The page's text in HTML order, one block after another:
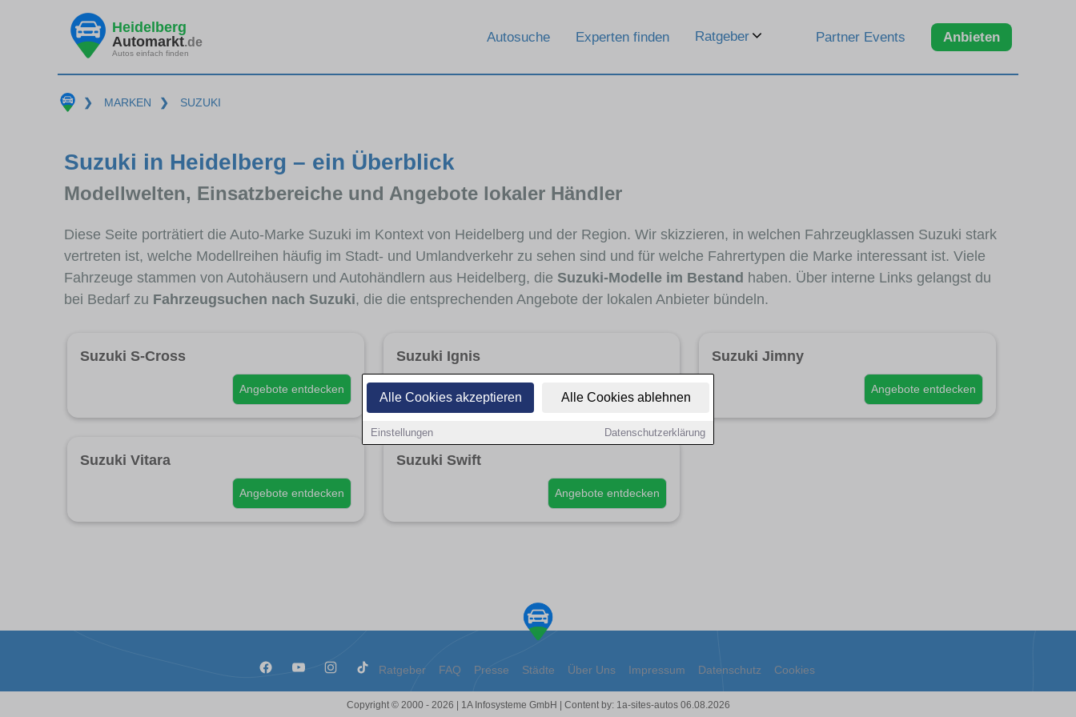
Alle Cookies akzeptieren Alle Cookies ablehnen
Einstellungen Datenschutzerklärung
Heidelberg
Automarkt.de
Autos einfach finden
Autosuche Experten finden Ratgeber Partner Events Anbieten
❯ MARKEN ❯ SUZUKI
Suzuki in Heidelberg – ein Überblick
Modellwelten, Einsatzbereiche und Angebote lokaler Händler
Diese Seite porträtiert die Auto-Marke Suzuki im Kontext von Heidelberg und der Region. Wir skizzieren, in welchen Fahrzeugklassen Suzuki stark
vertreten ist, welche Modellreihen häufig im Stadt- und Umlandverkehr zu sehen sind und für welche Fahrertypen die Marke interessant ist. Viele
Fahrzeuge stammen von Autohäusern und Autohändlern aus Heidelberg, die Suzuki-Modelle im Bestand haben. Über interne Links gelangst du
bei Bedarf zu Fahrzeugsuchen nach Suzuki, die die entsprechenden Angebote der lokalen Anbieter bündeln.
Suzuki S-Cross
Angebote entdecken
Suzuki Ignis Suzuki Jimny
Angebote entdecken
Suzuki Vitara
Angebote entdecken
Suzuki Swift
Angebote entdecken
Ratgeber FAQ Presse Städte Über Uns Impressum Datenschutz Cookies
Copyright © 2000 - 2026 | 1A Infosysteme GmbH | Content by: 1a-sites-autos 06.08.2026